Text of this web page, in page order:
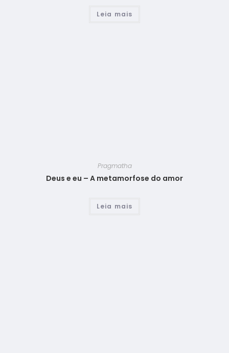
Leia mais
Pragmatha
Deus e eu – A metamorfose do amor
Leia mais